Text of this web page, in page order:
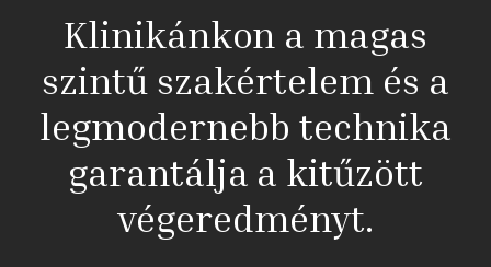
Klinikánkon a magas
szintű szakértelem és a
legmodernebb technika
garantálja a kitűzött
végeredményt.